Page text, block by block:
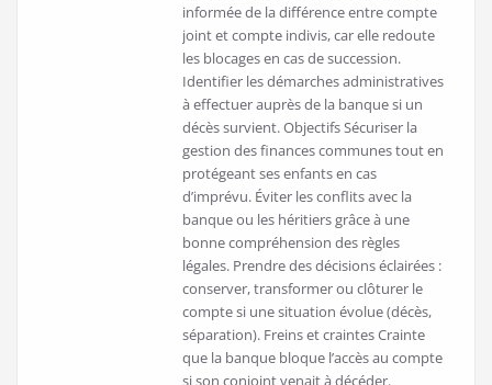
informée de la différence entre compte
joint et compte indivis, car elle redoute
les blocages en cas de succession.
Identifier les démarches administratives
à effectuer auprès de la banque si un
décès survient. Objectifs Sécuriser la
gestion des finances communes tout en
protégeant ses enfants en cas
d’imprévu. Éviter les conflits avec la
banque ou les héritiers grâce à une
bonne compréhension des règles
légales. Prendre des décisions éclairées :
conserver, transformer ou clôturer le
compte si une situation évolue (décès,
séparation). Freins et craintes Crainte
que la banque bloque l’accès au compte
si son conjoint venait à décéder.